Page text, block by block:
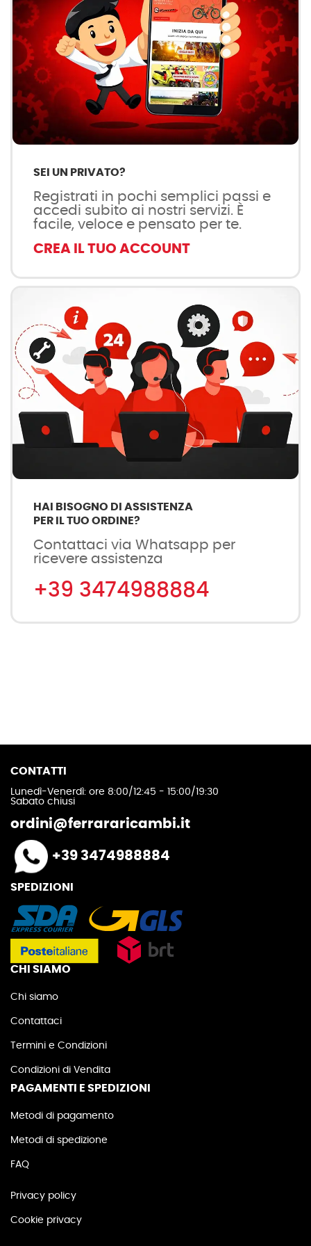
SEI UN PRIVATO?
Registrati in pochi semplici passi e
accedi subito ai nostri servizi. È
facile, veloce e pensato per te.
CREA IL TUO ACCOUNT
HAI BISOGNO DI ASSISTENZA
PER IL TUO ORDINE?
Contattaci via Whatsapp per
ricevere assistenza
+39 3474988884
CONTATTI
Lunedì-Venerdì: ore 8:00/12:45 - 15:00/19:30
Sabato chiusi
ordini@ferrararicambi.it
+39 3474988884
SPEDIZIONI
CHI SIAMO
Chi siamo
Contattaci
Termini e Condizioni
Condizioni di Vendita
PAGAMENTI E SPEDIZIONI
Metodi di pagamento
Metodi di spedizione
FAQ
Privacy policy
Cookie privacy